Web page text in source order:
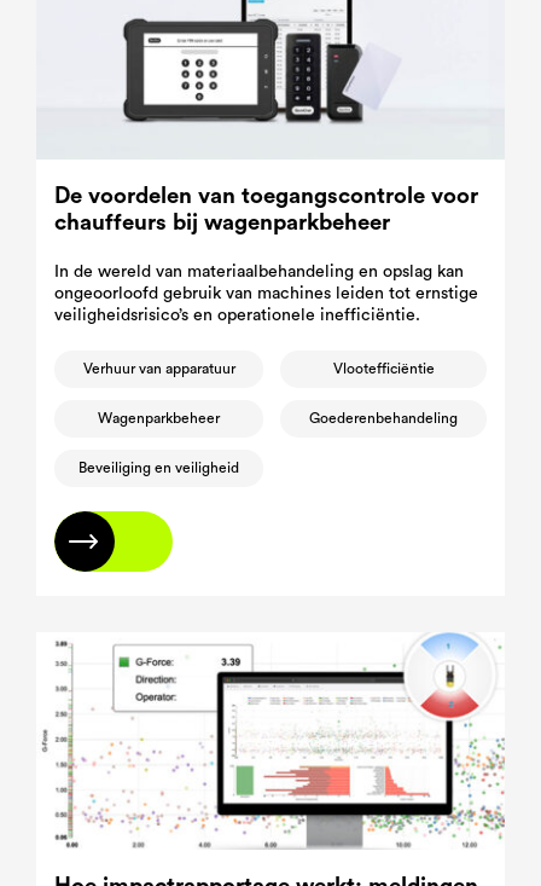
De voordelen van toegangscontrole voor
chauffeurs bij wagenparkbeheer
In de wereld van materiaalbehandeling en opslag kan
ongeoorloofd gebruik van machines leiden tot ernstige
veiligheidsrisico’s en operationele inefficiëntie.
Verhuur van apparatuur Vlootefficiëntie
Wagenparkbeheer Goederenbehandeling
Beveiliging en veiligheid
Lees meer